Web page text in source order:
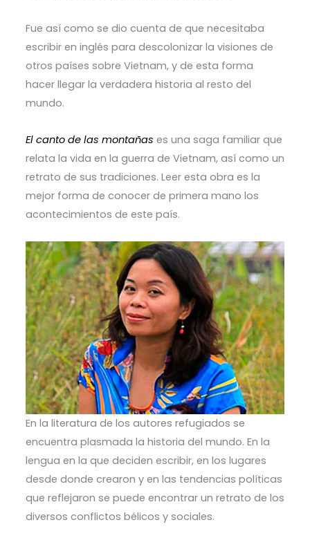
Fue así como se dio cuenta de que necesitaba
escribir en inglés para descolonizar la visiones de
otros países sobre Vietnam, y de esta forma
hacer llegar la verdadera historia al resto del
mundo.
El canto de las montañas es una saga familiar que
relata la vida en la guerra de Vietnam, así como un
retrato de sus tradiciones. Leer esta obra es la
mejor forma de conocer de primera mano los
acontecimientos de este país.
En la literatura de los autores refugiados se
encuentra plasmada la historia del mundo. En la
lengua en la que deciden escribir, en los lugares
desde donde crearon y en las tendencias políticas
que reflejaron se puede encontrar un retrato de los
diversos conflictos bélicos y sociales.